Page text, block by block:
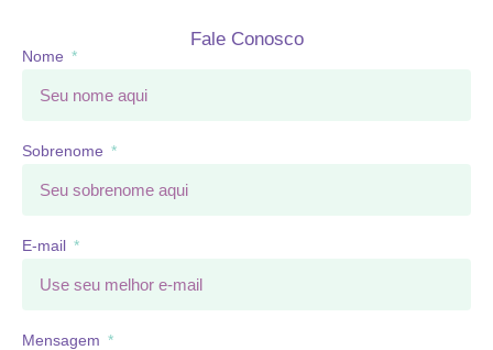
Fale Conosco
Nome
Sobrenome
E-mail
Mensagem